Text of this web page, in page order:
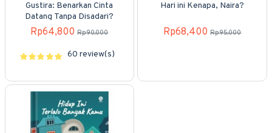
Gustira: Benarkan Cinta
Datang Tanpa Disadari?
Rp64,800 Rp90,000
60 review(s)
Hari ini Kenapa, Naira?
Rp68,400 Rp95,000